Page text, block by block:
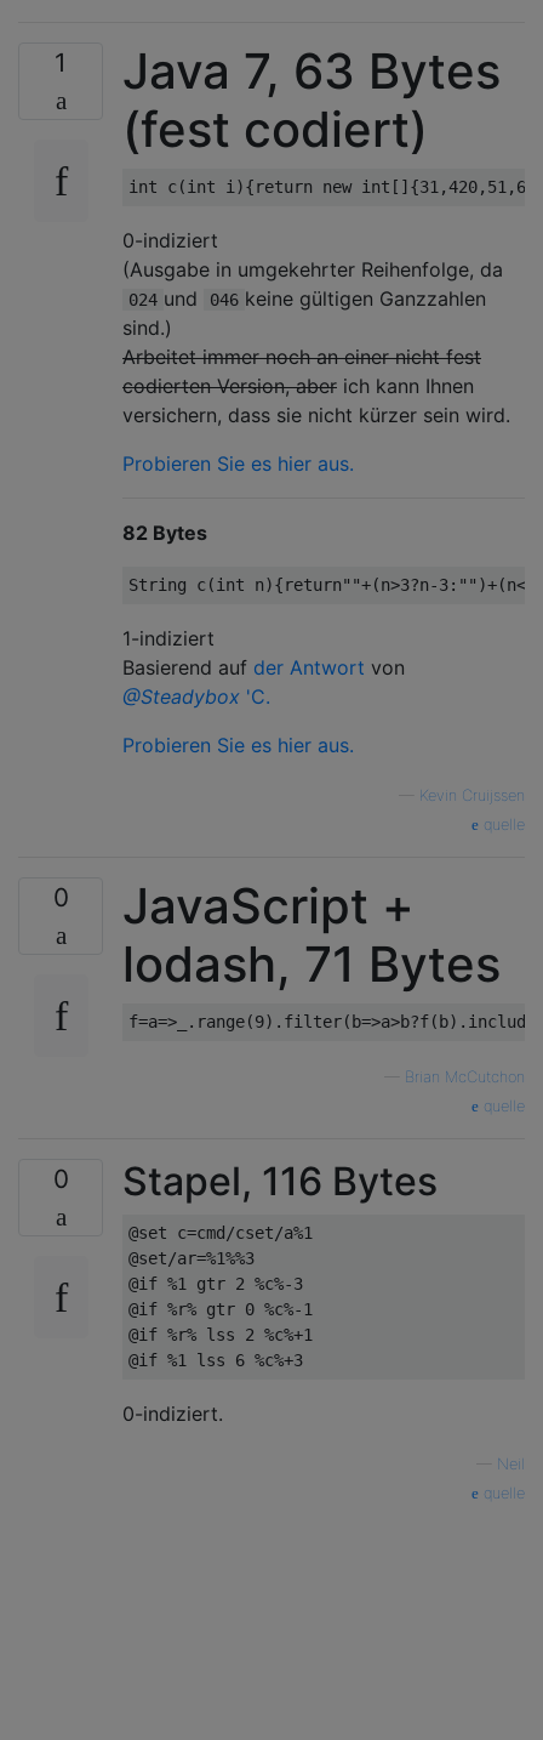
1
Java 7, 63 Bytes
(fest codiert)
0-indiziert
(Ausgabe in umgekehrter Reihenfolge, da
024 und 046 keine gültigen Ganzzahlen
sind.)
Arbeitet immer noch an einer nicht fest
codierten Version, aber ich kann Ihnen
versichern, dass sie nicht kürzer sein wird.
Probieren Sie es hier aus.
82 Bytes
1-indiziert
Basierend auf der Antwort von
@Steadybox 'C.
Probieren Sie es hier aus.
Kevin Cruijssen
quelle
0
JavaScript +
lodash, 71 Bytes
Brian McCutchon
quelle
0 Stapel, 116 Bytes
@set c=cmd/cset/a%1
@set/ar=%1%%3
@if %1 gtr 2 %c%-3
@if %r% gtr 0 %c%-1
@if %r% lss 2 %c%+1
0-indiziert.
Neil
quelle